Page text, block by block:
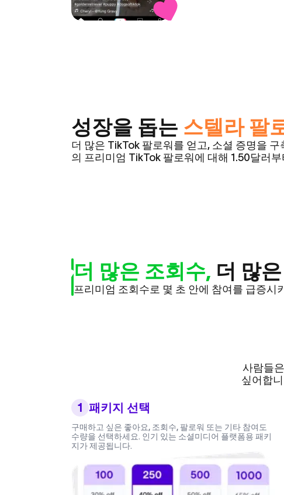
성장을 돕는 스텔라 팔
더 많은 TikTok 팔로워를 얻고, 소셜 증명을
의 프리미엄 TikTok 팔로워에 대해 1.50달러
더 많은 조회수, 더 많
프리미엄 조회수로 몇 초 안에 참여를 급증
사람들
싶어합
1 패키지 선택
구매하고 싶은 좋아요, 조회수, 팔로워 또는 기타 참여도
수량을 선택하세요. 인기 있는 소셜미디어 플랫폼용 패키
지가 제공됩니다.